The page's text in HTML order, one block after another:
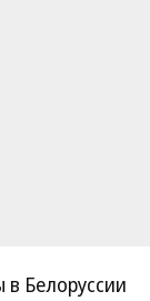
Белоруссии